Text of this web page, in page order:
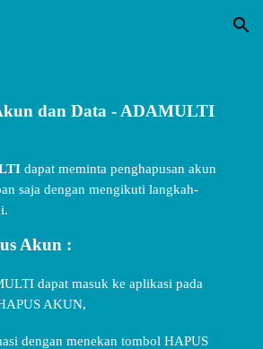
Skip to navigation
dan Data - ADAMULTI
dapat meminta penghapusan akun
saja dengan mengikuti langkah-
Akun :
dapat masuk ke aplikasi pada
AKUN,
dengan menekan tombol HAPUS